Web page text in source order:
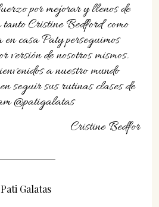
por mejorar y llenos de
tanto Cristine Bedford como
casa Paty perseguimos
versión de nosotros mismos.
a nuestro mundo
seguir sus rutinas clases de
@patigalatas
Cristine Bedfor
Pati Galatas